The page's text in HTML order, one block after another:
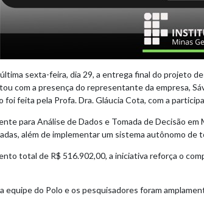
sexta-feira, dia 29, a entrega final do projeto
com a presença do representante da empresa,
feita pela Profa. Dra. Gláucia Cota, com a
para Análise de Dados e Tomada de Decisão
além de implementar um sistema autônomo
total de R$ 516.902,00, a iniciativa reforça o
equipe do Polo e os pesquisadores foram